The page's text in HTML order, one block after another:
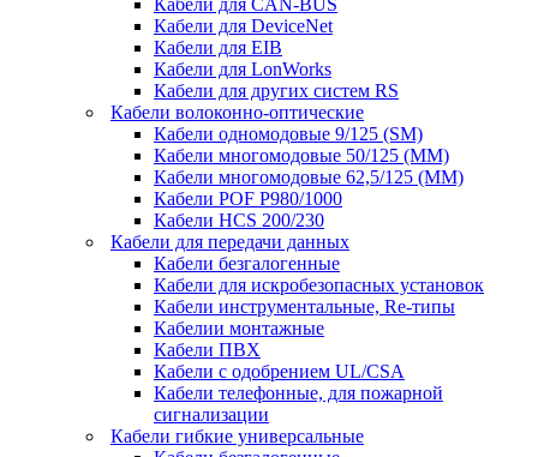
Кабели для DeviceNet
Кабели для EIB
Кабели для LonWorks
Кабели для других систем RS
Кабели волоконно-оптические
Кабели одномодовые 9/125 (SM)
Кабели многомодовые 50/125 (ММ)
Кабели многомодовые 62,5/125 (ММ)
Кабели POF P980/1000
Кабели HCS 200/230
Кабели для передачи данных
Кабели безгалогенные
Кабели для искробезопасных установок
Кабели инструментальные, Re-типы
Кабелии монтажные
Кабели ПВХ
Кабели с одобрением UL/CSA
Кабели телефонные, для пожарной
сигнализации
Кабели гибкие универсальные